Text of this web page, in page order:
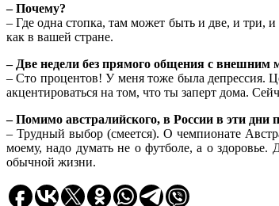
– Почему?
– Где одна стопка, там может быть и две, и три,
как в вашей стране.
– Две недели без прямого общения с внешним
– Сто процентов! У меня тоже была депрессия.
акцентироваться на том, что ты заперт дома.
– Помимо австралийского, в России в эти
– Трудный выбор (смеется). О чемпионате
моему, надо думать не о футболе, а о
обычной жизни.